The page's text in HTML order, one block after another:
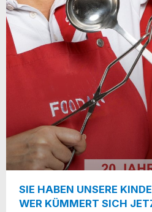
SIE HABEN UNSERE
WER KÜMMERT SICH